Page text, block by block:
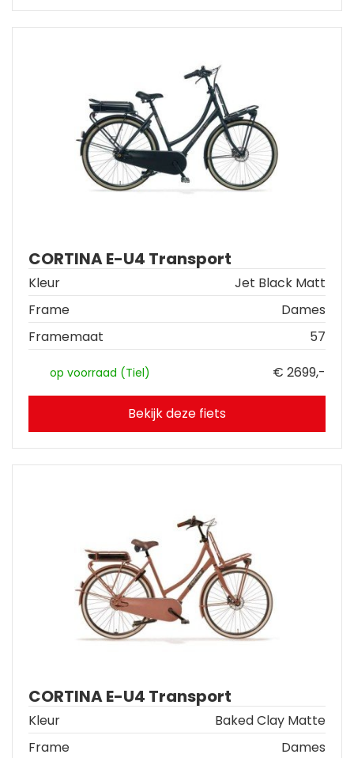
CORTINA E-U4 Transport
Kleur
Jet Black Matt
Frame
Dames
Framemaat
57
op voorraad (Tiel) € 2699,-
Bekijk deze fiets
CORTINA E-U4 Transport
Kleur
Baked Clay Matte
Frame
Dames